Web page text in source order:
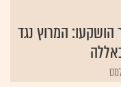
המרוץ נגד